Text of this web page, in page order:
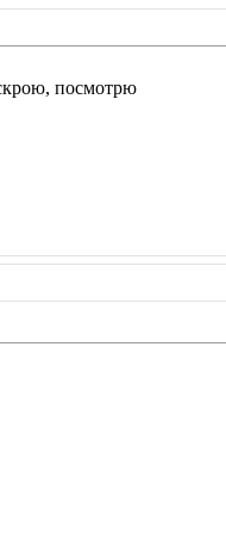
посмотрю